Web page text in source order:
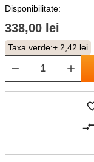
Disponibilitate:
338,00 lei
Taxa verde:+ 2,42 lei